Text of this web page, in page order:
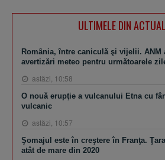
ULTIMELE DIN
România, între caniculă şi vijelii. ANM
avertizări meteo pentru următoarele
astăzi, 10:58
O nouă erupţie a vulcanului Etna cu
vulcanic
astăzi, 10:57
Şomajul este în creştere în Franţa.
atât de mare din 2020